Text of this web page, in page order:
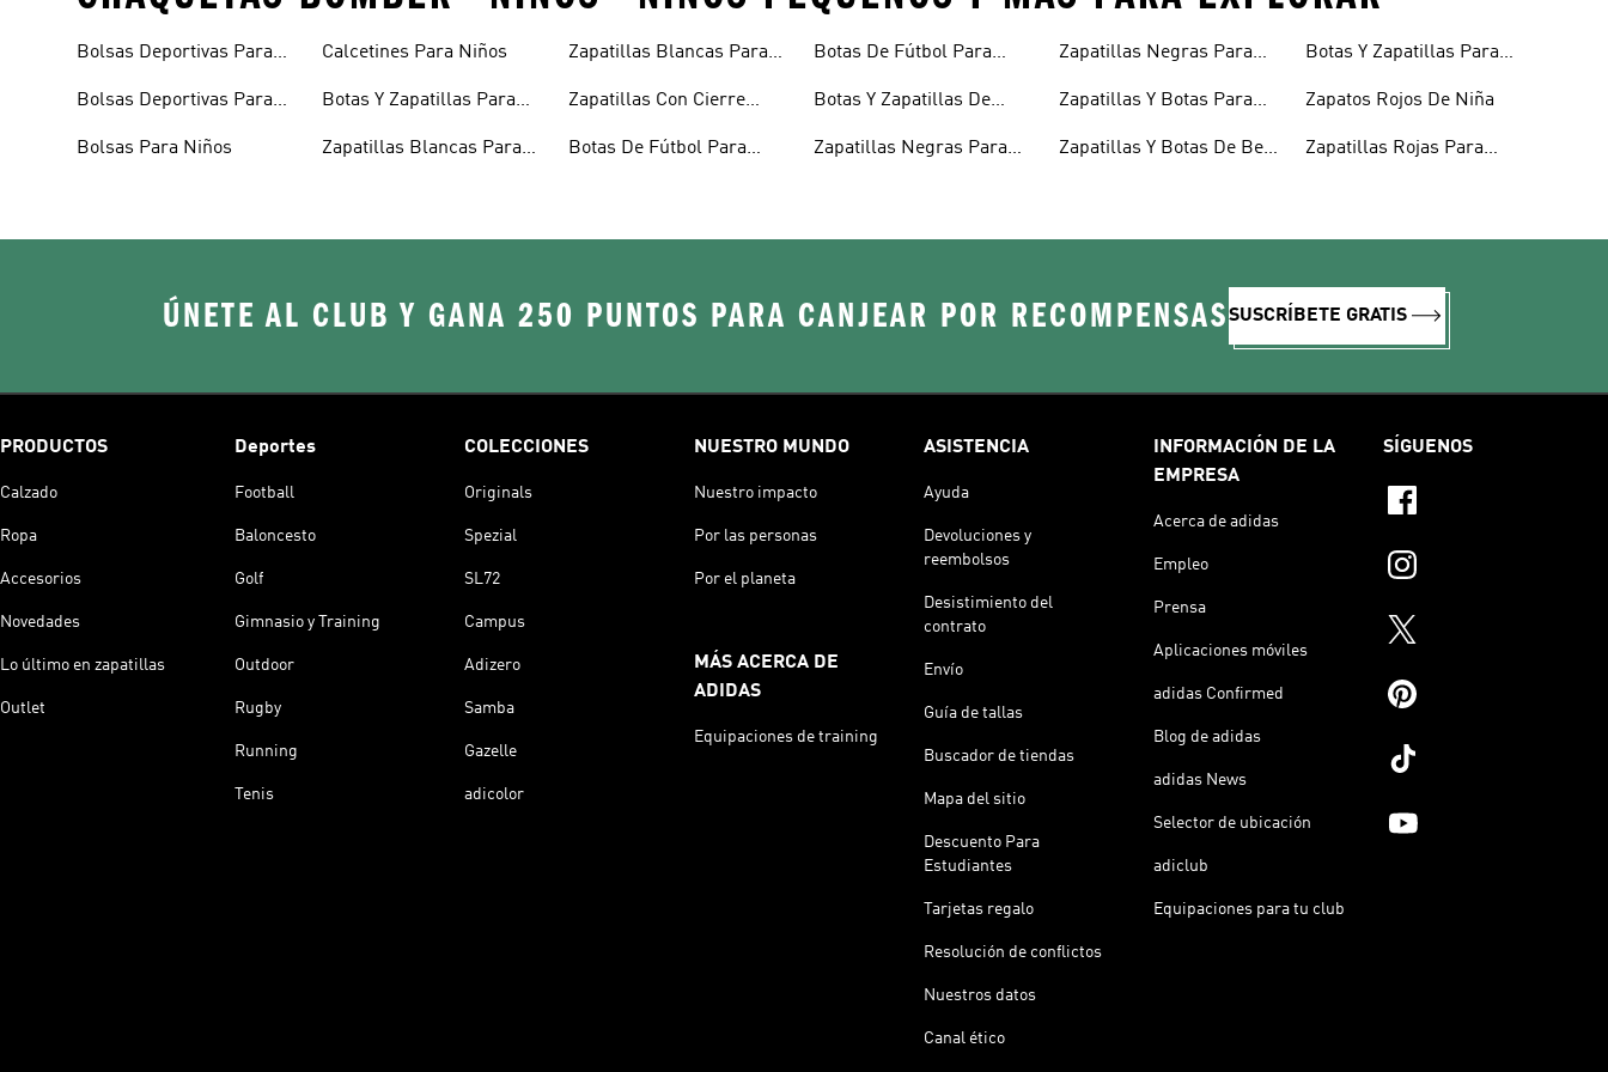
Bolsas Deportivas Para
Bolsas Deportivas Para
Bolsas Para Niños
Calcetines Para Niños
Botas Y Zapatillas Para
Zapatillas Blancas Para
Zapatillas Blancas Para
Zapatillas Con Cierre
Botas De Fútbol Para
Botas De Fútbol Para
Botas Y Zapatillas De
Zapatillas Negras Para
Zapatillas Negras Para
Zapatillas Y Botas Para
Zapatillas Y Botas De Bebé
Botas Y Zapatillas Para
Zapatos Rojos De Niña
Zapatillas Rojas Para
ÚNETE AL CLUB Y GANA 250 PUNTOS PARA CANJEAR POR RECOMPENSASSUSCRÍBETE GRATIS
PRODUCTOS
Calzado
Ropa
Accesorios
Novedades
Lo último en zapatillas
Outlet
Deportes
Football
Baloncesto
Golf
Gimnasio y Training
Outdoor
Rugby
Running
Tenis
COLECCIONES
Originals
Spezial
SL72
Campus
Adizero
Samba
Gazelle
adicolor
NUESTRO MUNDO
Nuestro impacto
Por las personas
Por el planeta
MÁS ACERCA DE
ADIDAS
Equipaciones de training
ASISTENCIA
Ayuda
Devoluciones y
reembolsos
Desistimiento del
contrato
Envío
Guía de tallas
Buscador de tiendas
Mapa del sitio
Descuento Para
Estudiantes
Tarjetas regalo
Resolución de conflictos
Nuestros datos
Canal ético
INFORMACIÓN DE LA
EMPRESA
Acerca de adidas
Empleo
Prensa
Aplicaciones móviles
adidas Confirmed
Blog de adidas
adidas News
Selector de ubicación
adiclub
Equipaciones para tu club
SÍGUENOS